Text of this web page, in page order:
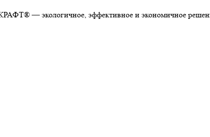
— экологичное, эффективное и экономичное